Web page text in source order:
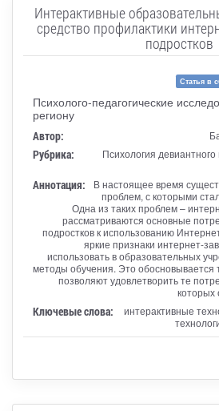
Интерактивные
средство профилактики
подростков
Статья в
Психолого-педагогические
региону
Автор:
Рубрика:
Психология
Аннотация:
В настоящее время
проблем, с которыми
Одна из таких проблем –
рассматриваются основные
подростков к использованию
яркие признаки интернет-
использовать в образовательных
методы обучения. Это обосновывается
позволяют удовлетворить те
которых
Ключевые слова:
интерактивные